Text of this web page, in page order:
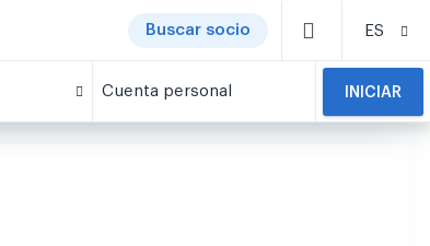
Buscar socio ES
Cuenta personal INICIAR